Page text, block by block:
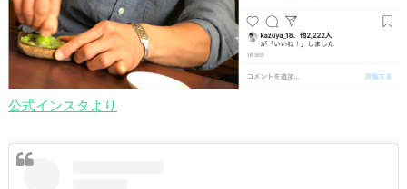
公式インスタより